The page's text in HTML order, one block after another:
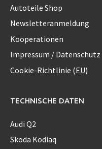
Autoteile Shop
Newsletteranmeldung
Kooperationen
Impressum / Datenschutz
Cookie-Richtlinie (EU)
TECHNISCHE DATEN
Audi Q2
Skoda Kodiaq